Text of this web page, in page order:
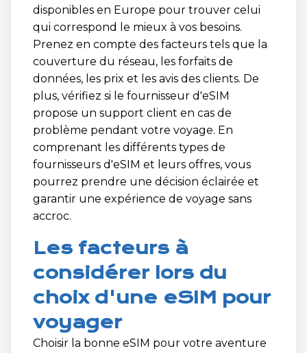
disponibles en Europe pour trouver celui
qui correspond le mieux à vos besoins.
Prenez en compte des facteurs tels que la
couverture du réseau, les forfaits de
données, les prix et les avis des clients. De
plus, vérifiez si le fournisseur d'eSIM
propose un support client en cas de
problème pendant votre voyage. En
comprenant les différents types de
fournisseurs d'eSIM et leurs offres, vous
pourrez prendre une décision éclairée et
garantir une expérience de voyage sans
accroc.
Les facteurs à
considérer lors du
choix d'une eSIM pour
voyager
Choisir la bonne eSIM pour votre aventure